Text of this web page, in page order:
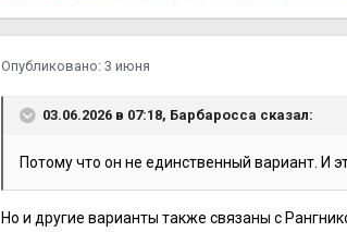
Опубликовано: 3 июня
03.06.2026 в 07:18, Барбаросса сказал:
Потому что он не единственный вариант. И
Но и другие варианты также связаны с